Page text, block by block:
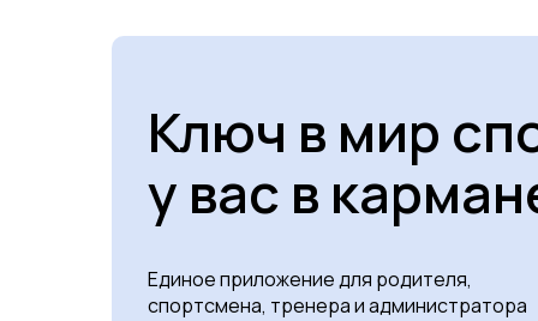
Ключ в мир
у вас в
Единое приложение для родителя,
спортсмена, тренера и администратора